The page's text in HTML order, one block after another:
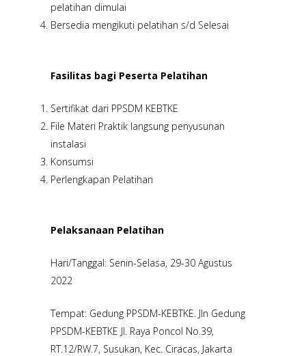
pelatihan dimulai
Bersedia mengikuti pelatihan s/d Selesai
Fasilitas bagi Peserta Pelatihan
Sertifikat dari PPSDM KEBTKE
File Materi Praktik langsung penyusunan
instalasi
Konsumsi
Perlengkapan Pelatihan
Pelaksanaan Pelatihan
Hari/Tanggal: Senin-Selasa, 29-30 Agustus
2022
Tempat: Gedung PPSDM-KEBTKE. Jln Gedung
PPSDM-KEBTKE Jl. Raya Poncol No.39,
RT.12/RW.7, Susukan, Kec. Ciracas, Jakarta